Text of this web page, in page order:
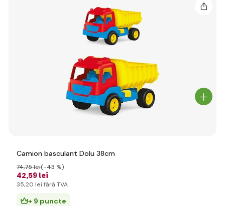
Camion basculant Dolu 38cm
42,59 lei
74,75 lei(-43 %)
35,20 lei fără TVA
+ 9 puncte